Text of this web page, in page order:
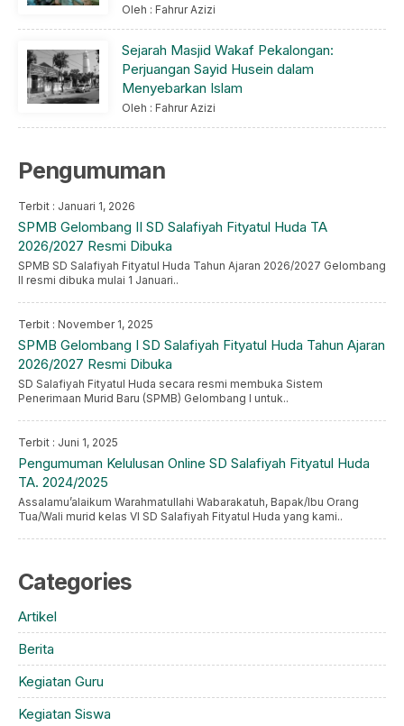
Oleh : Fahrur Azizi
Sejarah Masjid Wakaf Pekalongan:
Perjuangan Sayid Husein dalam
Menyebarkan Islam
Oleh : Fahrur Azizi
Pengumuman
Terbit : Januari 1, 2026
SPMB Gelombang II SD Salafiyah Fityatul Huda TA
2026/2027 Resmi Dibuka
SPMB SD Salafiyah Fityatul Huda Tahun Ajaran 2026/2027 Gelombang
II resmi dibuka mulai 1 Januari..
Terbit : November 1, 2025
SPMB Gelombang I SD Salafiyah Fityatul Huda Tahun Ajaran
2026/2027 Resmi Dibuka
SD Salafiyah Fityatul Huda secara resmi membuka Sistem
Penerimaan Murid Baru (SPMB) Gelombang I untuk..
Terbit : Juni 1, 2025
Pengumuman Kelulusan Online SD Salafiyah Fityatul Huda
TA. 2024/2025
Assalamu’alaikum Warahmatullahi Wabarakatuh, Bapak/Ibu Orang
Tua/Wali murid kelas VI SD Salafiyah Fityatul Huda yang kami..
Categories
Artikel
Berita
Kegiatan Guru
Kegiatan Siswa